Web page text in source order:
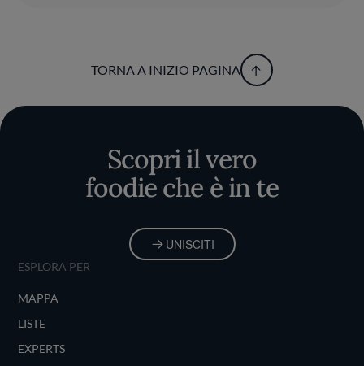
TORNA A INIZIO PAGINA
Scopri il vero
foodie che è in te
UNISCITI
ESPLORA PER
MAPPA
LISTE
EXPERTS